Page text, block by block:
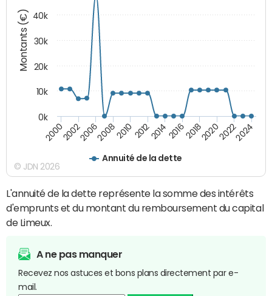
Montants (€)
Annuité de la dette
20002002200620082010 2012201420162018202020222024
0k
10k
20k
30k
40k
© JDN 2026
L'annuité de la dette représente la somme des intérêts
d'emprunts et du montant du remboursement du capital
de Limeux.
A ne pas manquer
Recevez nos astuces et bons plans directement par e-
mail.